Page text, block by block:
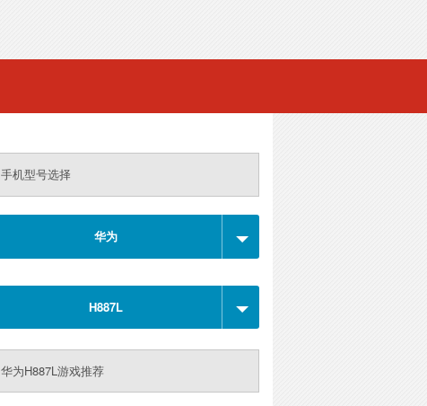
手机型号选择
华为
H887L
华为H887L游戏推荐